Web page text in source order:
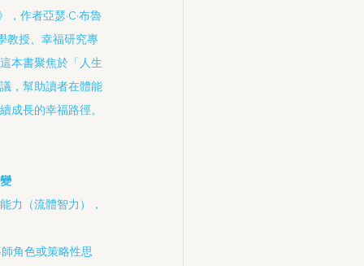
作者亞瑟·C·布魯
教授、幸福研究專
本書聚焦於「人生
，幫助讀者在體能
成長的幸福路徑。
力（流體智力），
角色或策略性思